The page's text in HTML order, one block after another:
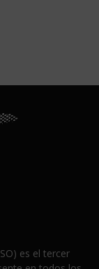
es el tercer